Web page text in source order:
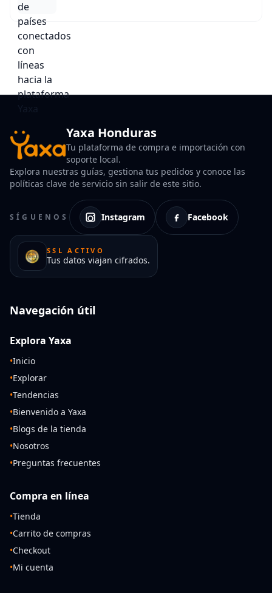
Yaxa Honduras
Tu plataforma de compra e importación con
soporte local.
Explora nuestras guías, gestiona tus pedidos y conoce las
políticas clave de servicio sin salir de este sitio.
SÍGUENOS Instagram Facebook
SSL ACTIVO
Tus datos viajan cifrados.
Navegación útil
Explora Yaxa
•Inicio
•Explorar
•Tendencias
•Bienvenido a Yaxa
•Blogs de la tienda
•Nosotros
•Preguntas frecuentes
Compra en línea
•Tienda
•Carrito de compras
•Checkout
•Mi cuenta